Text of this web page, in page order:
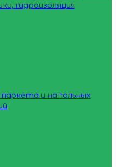
гидроизоляция
паркета и напольных